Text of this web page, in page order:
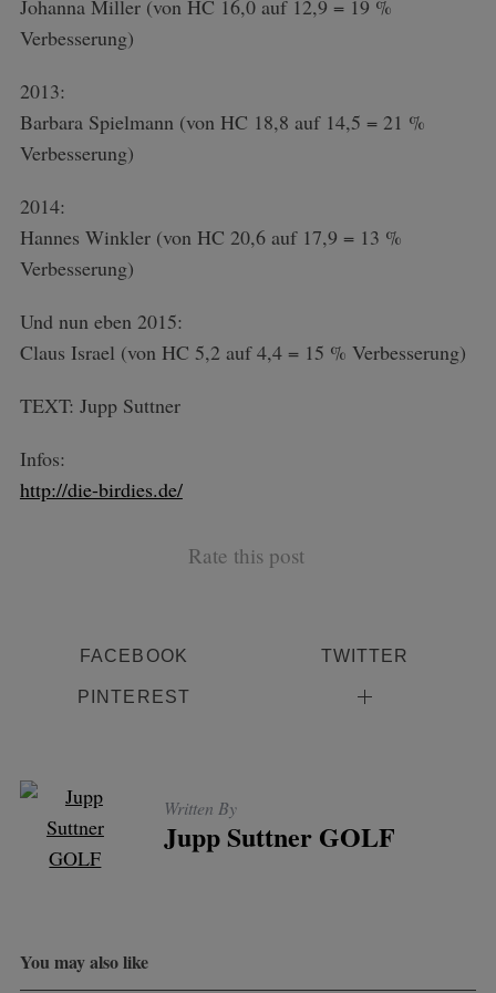
Johanna Miller (von HC 16,0 auf 12,9 = 19 %
Verbesserung)
2013:
Barbara Spielmann (von HC 18,8 auf 14,5 = 21 %
Verbesserung)
2014:
Hannes Winkler (von HC 20,6 auf 17,9 = 13 %
Verbesserung)
Und nun eben 2015:
Claus Israel (von HC 5,2 auf 4,4 = 15 % Verbesserung)
TEXT: Jupp Suttner
Infos:
http://die-birdies.de/
Rate this post
FACEBOOK TWITTER
PINTEREST
Written By
Jupp Suttner GOLF
You may also like